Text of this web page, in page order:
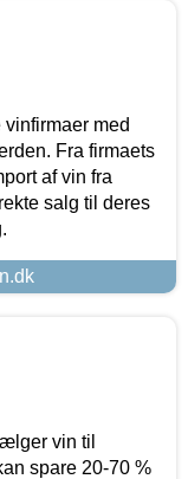
med
Fra firmaets
af vin fra
salg til deres
vin til
spare 20-70 %